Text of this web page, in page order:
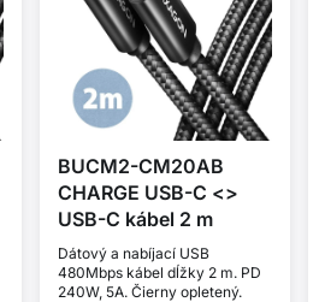
BUCM2-CM20AB
CHARGE USB-C <>
USB-C kábel 2 m
Dátový a nabíjací USB
480Mbps kábel dĺžky 2 m. PD
240W, 5A. Čierny opletený.